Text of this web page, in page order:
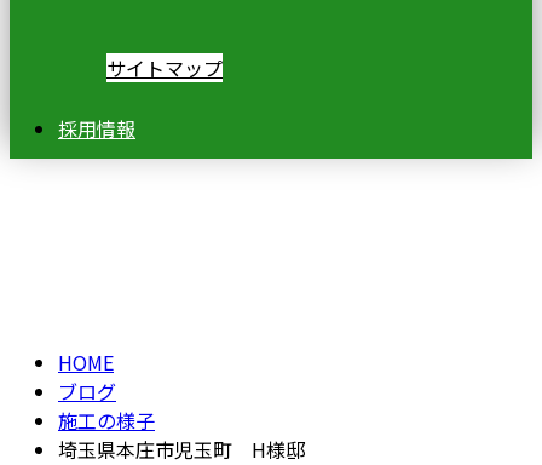
サイトマップ
採用情報
HOME
ブログ
施工の様子
埼玉県本庄市児玉町 H様邸